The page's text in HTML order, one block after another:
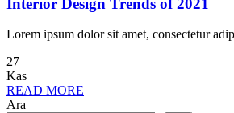
Lorem ipsum dolor sit amet, consectetur
27
Kas
READ MORE
Ara